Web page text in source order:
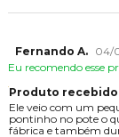
Fernando A.
04/
Eu recomendo esse
Produto recebido
Ele veio com um
pontinho no pote o
fábrica e também